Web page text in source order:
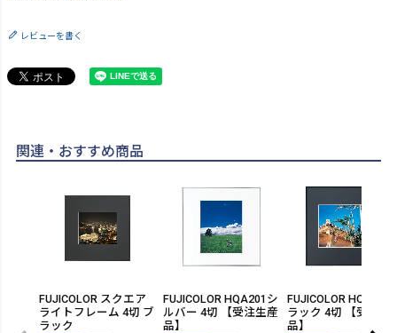
レビューを書く
関連・おすすめ商品
FUJICOLOR スクエア
ライトフレーム 4切 ブ
ラック
FUJICOLOR HQA201シ
ルバー 4切 【受注生産
品】
FUJICOLOR HQA202
ラック 4切 【受注生
品】